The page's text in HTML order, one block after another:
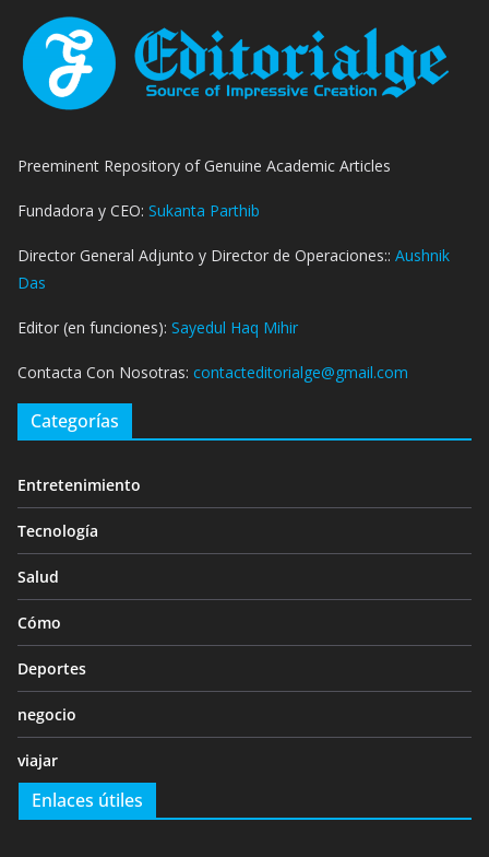
Preeminent Repository of Genuine Academic Articles
Fundadora y CEO: Sukanta Parthib
Director General Adjunto y Director de Operaciones:: Aushnik
Das
Editor (en funciones): Sayedul Haq Mihir
Contacta Con Nosotras: contacteditorialge@gmail.com
Categorías
Entretenimiento
Tecnología
Salud
Cómo
Deportes
negocio
viajar
Enlaces útiles